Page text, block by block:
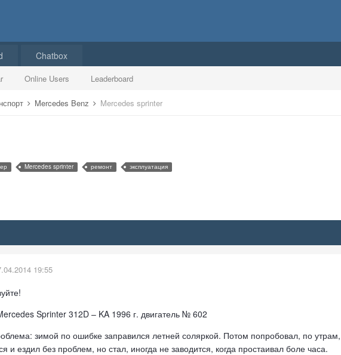
Online Users Leaderboard
Chatbox
Mercedes Benz Mercedes sprinter
Mercedes sprinter ремонт эксплуатация
19:55
Sprinter 312D – KA 1996 г. двигатель № 602
зимой по ошибке заправился летней соляркой. Потом попробовал, по
и ездил без проблем, но стал, иногда не заводится, когда простаивал боле часа.